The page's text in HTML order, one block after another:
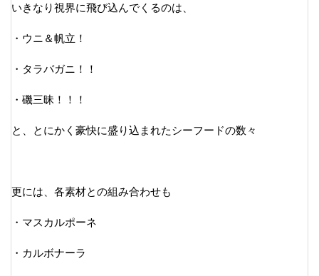
いきなり視界に飛び込んでくるのは、
・ウニ＆帆立！
・タラバガニ！！
・磯三昧！！！
と、とにかく豪快に盛り込まれたシーフードの数々
更には、各素材との組み合わせも
・マスカルポーネ
・カルボナーラ